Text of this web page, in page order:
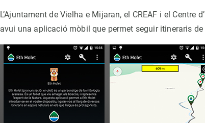
L’Ajuntament de Vielha e Mijaran, el CREAF i el Centre
avui una aplicació mòbil que permet seguir itineraris de